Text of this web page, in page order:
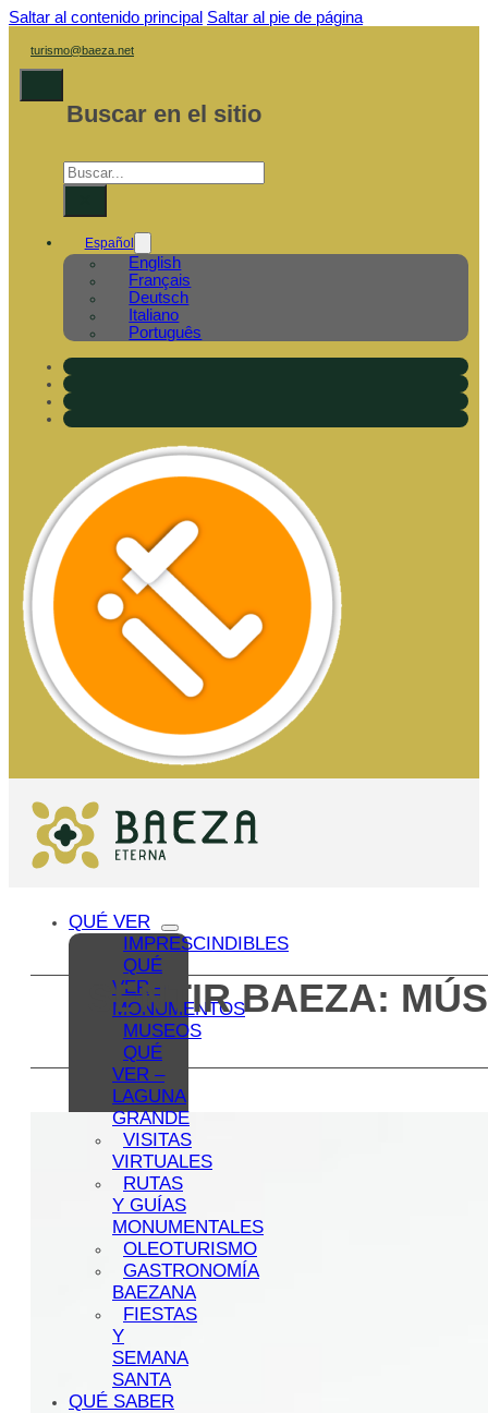
Saltar al contenido principal Saltar al pie de página
turismo@baeza.net
Buscar en el sitio
Buscar
Español
English
Français
Deutsch
Italiano
Português
QUÉ VER
IMPRESCINDIBLES
QUÉ
VER –
MONUMENTOS
MUSEOS
QUÉ
VER –
LAGUNA
GRANDE
VISITAS
VIRTUALES
RUTAS
Y GUÍAS
MONUMENTALES
OLEOTURISMO
GASTRONOMÍA
BAEZANA
FIESTAS
Y
SEMANA
SANTA
QUÉ SABER
SENTIR BAEZA: